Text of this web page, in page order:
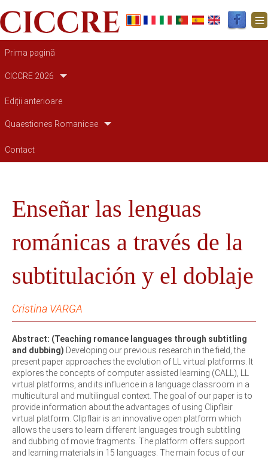
Main navigation
Prima pagină
CICCRE 2026
Ediții anterioare
Quaestiones Romanicae
Contact
Enseñar las lenguas
románicas a través de la
subtitulación y el doblaje
Cristina VARGA
Abstract: (Teaching romance languages through subtitling
and dubbing) Developing our previous research in the field, the
present paper approaches the evolution of LL virtual platforms. It
explores the concepts of computer assisted learning (CALL), LL
virtual platforms, and its influence in a language classroom in a
multicultural and multilingual context. The goal of our paper is to
provide information about the advantages of using Clipflair
virtual platform. Clipflair is an innovative open platform which
allows the users to learn different languages trough subtitling
and dubbing of movie fragments. The platform offers support
and learning materials in 15 languages. The main focus of our